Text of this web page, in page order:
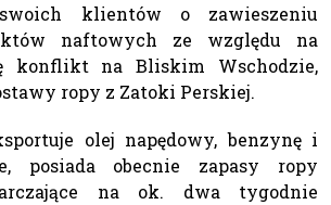
swoich klientów o zawieszeniu
naftowych ze względu na
konflikt na Bliskim Wschodzie,
ropy z Zatoki Perskiej.
olej napędowy, benzynę i
posiada obecnie zapasy ropy
na ok. dwa tygodnie